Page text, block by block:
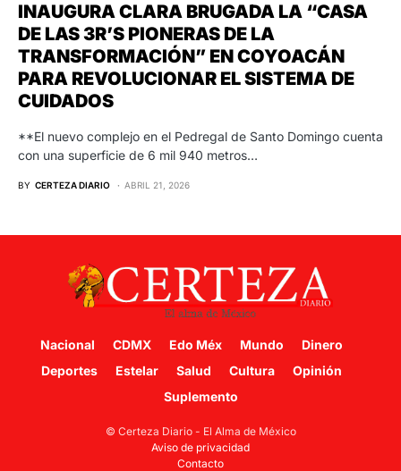
INAUGURA CLARA BRUGADA LA “CASA
DE LAS 3R’S PIONERAS DE LA
TRANSFORMACIÓN” EN COYOACÁN
PARA REVOLUCIONAR EL SISTEMA DE
CUIDADOS
**El nuevo complejo en el Pedregal de Santo Domingo cuenta
con una superficie de 6 mil 940 metros…
BY CERTEZA DIARIO ABRIL 21, 2026
Nacional CDMX Edo Méx Mundo
Dinero
Deportes
Estelar Salud Cultura
Opinión
Suplemento
© Certeza Diario - El Alma de México
Aviso de privacidad
Contacto